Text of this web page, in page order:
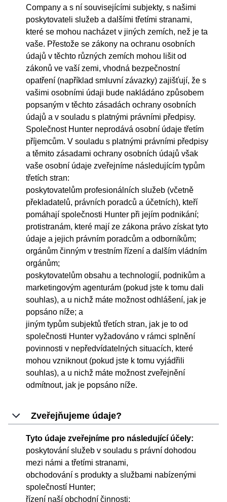
Company a s ní souvisejícími subjekty, s našimi
poskytovateli služeb a dalšími třetími stranami,
které se mohou nacházet v jiných zemích, než je ta
vaše. Přestože se zákony na ochranu osobních
údajů v těchto různých zemích mohou lišit od
zákonů ve vaší zemi, vhodná bezpečnostní
opatření (například smluvní závazky) zajišťují, že s
vašimi osobními údaji bude nakládáno způsobem
popsaným v těchto zásadách ochrany osobních
údajů a v souladu s platnými právními předpisy.
Společnost Hunter neprodává osobní údaje třetím
příjemcům. V souladu s platnými právními předpisy
a těmito zásadami ochrany osobních údajů však
vaše osobní údaje zveřejníme následujícím typům
třetích stran:
poskytovatelům profesionálních služeb (včetně
překladatelů, právních poradců a účetních), kteří
pomáhají společnosti Hunter při jejím podnikání;
protistranám, které mají ze zákona právo získat tyto
údaje a jejich právním poradcům a odborníkům;
orgánům činným v trestním řízení a dalším vládním
orgánům;
poskytovatelům obsahu a technologií, podnikům a
marketingovým agenturám (pokud jste k tomu dali
souhlas), a u nichž máte možnost odhlášení, jak je
popsáno níže; a
jiným typům subjektů třetích stran, jak je to od
společnosti Hunter vyžadováno v rámci splnění
povinnosti v nepředvídatelných situacích, které
mohou vzniknout (pokud jste k tomu vyjádřili
souhlas), a u nichž máte možnost zveřejnění
odmítnout, jak je popsáno níže.
Zveřejňujeme údaje?
Tyto údaje zveřejníme pro následující účely:
poskytování služeb v souladu s právní dohodou
mezi námi a třetími stranami,
obchodování s produkty a službami nabízenými
společností Hunter;
řízení naší obchodní činnosti;